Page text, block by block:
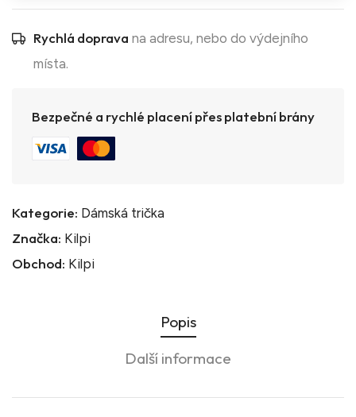
Rychlá doprava na adresu, nebo do výdejního
místa.
Bezpečné a rychlé placení přes platební brány
Kategorie: Dámská trička
Značka: Kilpi
Obchod: Kilpi
Popis
Další informace